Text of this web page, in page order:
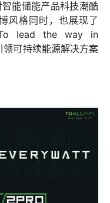
能储能产品科技潮酷
风格同时，也展现了
lead the way in
可持续能源解决方案